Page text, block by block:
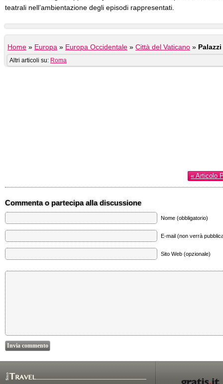
teatrali nell’ambientazione degli episodi rappresentati.
Home » Europa » Europa Occidentale » Città del Vaticano »
Altri articoli su: Roma
« Articolo
Commenta o partecipa alla discussione
Nome (obbligatorio)
E-mail (non verrà
Sito Web (opzionale)